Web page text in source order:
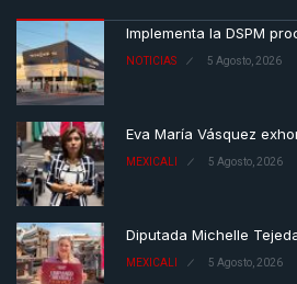
Implementa la DSPM
NOTICIAS 5 Agosto, 2026
Eva María Vásquez
MEXICALI 5 Agosto, 2026
Diputada Michelle
MEXICALI 5 Agosto, 2026